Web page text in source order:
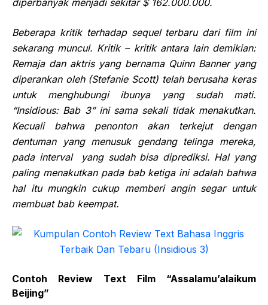
diperbanyak menjadisekitar $ 162.000.000.
Beberapa kritik terhadap sequelterbaru dari film ini
sekarang muncul. Kritik – kritik antara laindemikian:
Remaja dan aktris yang bernamaQuinn Banner yang
diperankan oleh(Stefanie Scott) telah berusaha keras
untuk menghubungi ibunya yang sudah mati.
“Insidious: Bab 3” ini sama sekali tidak menakutkan.
Kecuali bahwa penonton akan terkejut dengan
dentuman yang menusukgendang telinga mereka,
pada interval yang sudah bisa diprediksi. Hal yang
paling menakutkanpadabab ketiga iniadalah bahwa
hal itu mungkin cukup memberi angin segaruntuk
membuat babkeempat.
Contoh Review Text Film “Assalamu’alaikum
Beijing”